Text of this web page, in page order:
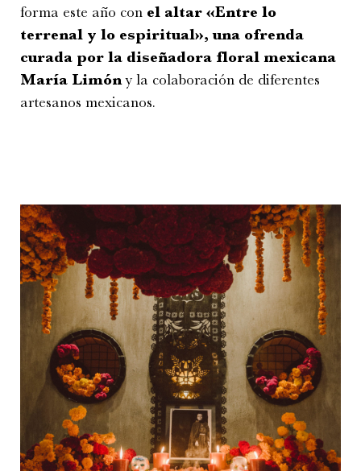
forma este año con el altar «Entre lo
terrenal y lo espiritual», una ofrenda
curada por la diseñadora floral mexicana
María Limóny la colaboración de diferentes
artesanos mexicanos.